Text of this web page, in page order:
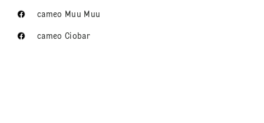
cameo Muu Muu
cameo Ciobar